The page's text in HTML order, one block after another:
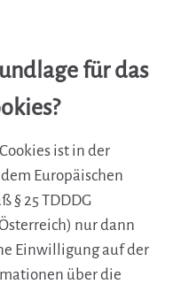
für das
ist in der
Europäischen
§ 25 TDDDG
nur dann
Einwilligung auf der
über die